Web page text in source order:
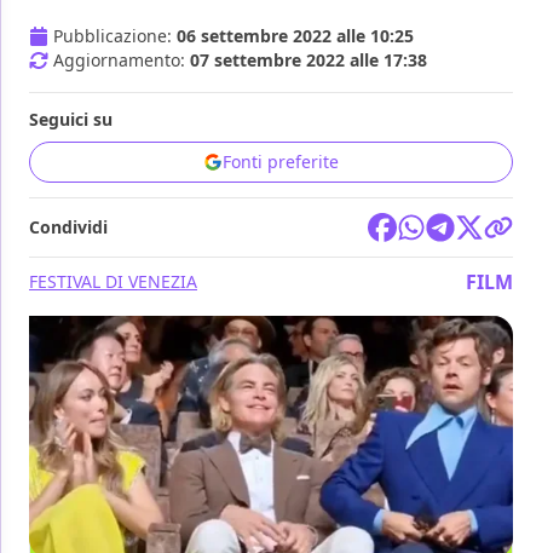
Pubblicazione: 06 settembre 2022 alle 10:25
Aggiornamento: 07 settembre 2022 alle 17:38
Seguici su
Fonti preferite
Condividi
FESTIVAL DI VENEZIA FILM